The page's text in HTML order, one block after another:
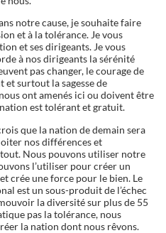
notre cause, je souhaite faire
et à la tolérance. Je vous
et ses dirigeants. Je vous
à nos dirigeants la sérénité
pas changer, le courage de
et surtout la sagesse de
ont amenés ici ou doivent être
est tolérant et gratuit.
que la nation de demain sera
nos différences et
Nous pouvons utiliser notre
l’utiliser pour créer un
crée une force pour le bien. Le
est un sous-produit de l’échec
la diversité sur plus de 55
pas la tolérance, nous
la nation dont nous rêvons.